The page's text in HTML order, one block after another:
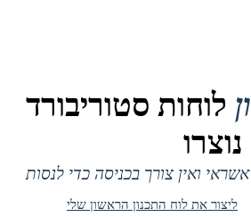
לוחות סטוריבורד
נוצרו
ליצור את לוח התכנון הראשון שלי